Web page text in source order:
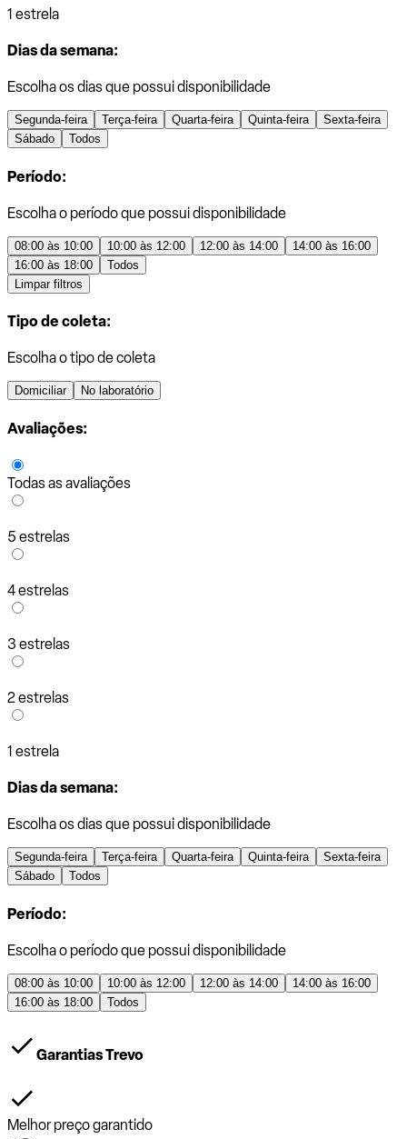
1 estrela
Dias da semana:
Escolha os dias que possui disponibilidade
Segunda-feira Terça-feira Quarta-feira Quinta-feira
Sexta-feira
Sábado
Todos
Período:
Escolha o período que possui disponibilidade
08:00 às 10:00 10:00 às 12:00 12:00 às 14:00
14:00 às 16:00
16:00 às 18:00
Todos
Limpar filtros
Tipo de coleta:
Escolha o tipo de coleta
Domiciliar No laboratório
Avaliações:
Todas as avaliações
5 estrelas
4 estrelas
3 estrelas
2 estrelas
1 estrela
Dias da semana:
Escolha os dias que possui disponibilidade
Segunda-feira Terça-feira Quarta-feira Quinta-feira
Sexta-feira
Sábado
Todos
Período:
Escolha o período que possui disponibilidade
08:00 às 10:00 10:00 às 12:00 12:00 às 14:00
14:00 às 16:00
16:00 às 18:00
Todos
Garantias Trevo
Melhor preço garantido